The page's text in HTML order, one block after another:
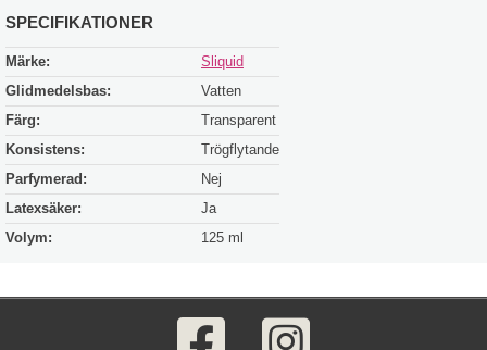
SPECIFIKATIONER
Märke:
Sliquid
Glidmedelsbas:
Vatten
Färg:
Transparent
Konsistens:
Trögflytande
Parfymerad:
Nej
Latexsäker:
Ja
Volym:
125 ml